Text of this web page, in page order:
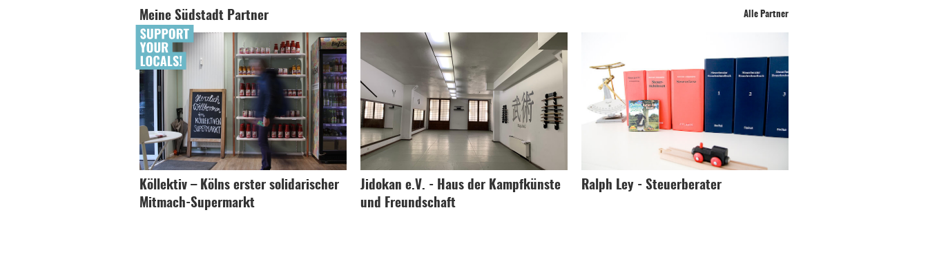
Meine Südstadt Partner Alle Partner
Köllektiv – Kölns erster solidarischer
Mitmach-Supermarkt
Jidokan e.V. - Haus der Kampfkünste
und Freundschaft
Ralph Ley - Steuerberater